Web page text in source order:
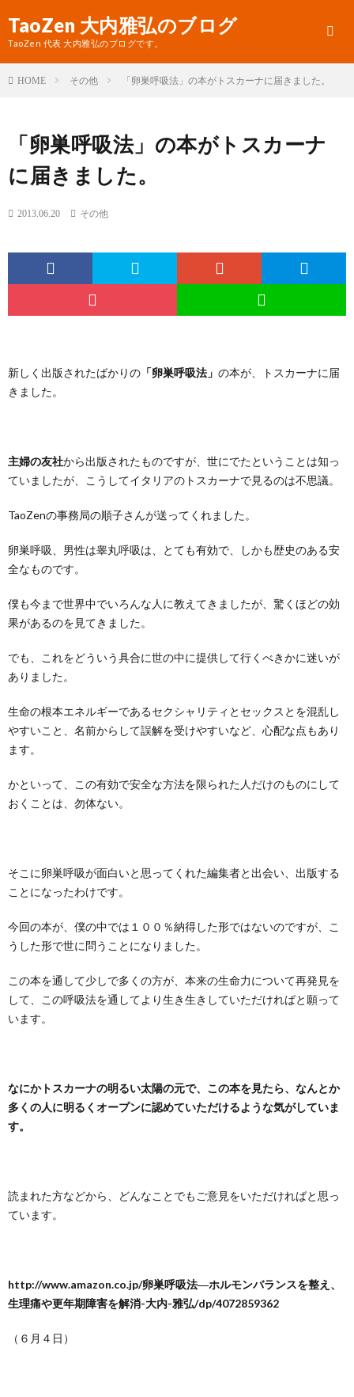
TaoZen 大内雅弘のブログ
TaoZen 代表 大内雅弘のブログです。
HOME その他 「卵巣呼吸法」の本がトスカーナに届きました。
「卵巣呼吸法」の本がトスカーナ
に届きました。
2013.06.20 その他
新しく出版されたばかりの 「卵巣呼吸法」 の本が、トスカーナに届
きました。
主婦の友社から出版されたものですが、世にでたということは知っ
ていましたが、こうしてイタリアのトスカーナで見るのは不思議。
TaoZenの事務局の順子さんが送ってくれました。
卵巣呼吸、男性は睾丸呼吸は、とても有効で、しかも歴史のある安
全なものです。
僕も今まで世界中でいろんな人に教えてきましたが、驚くほどの効
果があるのを見てきました。
でも、これをどういう具合に世の中に提供して行くべきかに迷いが
ありました。
生命の根本エネルギーであるセクシャリティとセックスとを混乱し
やすいこと、名前からして誤解を受けやすいなど、心配な点もあり
ます。
かといって、この有効で安全な方法を限られた人だけのものにして
おくことは、勿体ない。
そこに卵巣呼吸が面白いと思ってくれた編集者と出会い、出版する
ことになったわけです。
今回の本が、僕の中では１００％納得した形ではないのですが、こ
うした形で世に問うことになりました。
この本を通して少しで多くの方が、本来の生命力について再発見を
して、この呼吸法を通してより生き生きしていただければと願って
います。
なにかトスカーナの明るい太陽の元で、この本を見たら、なんとか
多くの人に明るくオープンに認めていただけるような気がしていま
す。
読まれた方などから、どんなことでもご意見をいただければと思っ
ています。
http://www.amazon.co.jp/卵巣呼吸法―ホルモンバランスを整え、
生理痛や更年期障害を解消-大内-雅弘/dp/4072859362
（６月４日）